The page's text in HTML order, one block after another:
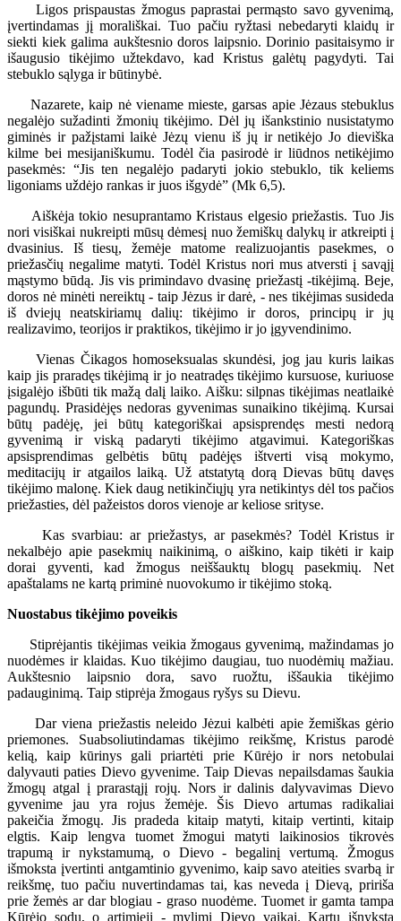
Ligos prispaustas žmogus paprastai permąsto savo gyvenimą,
įvertindamas jį morališkai. Tuo pačiu ryžtasi nebedaryti klaidų ir
siekti kiek galima aukštesnio doros laipsnio. Dorinio pasitaisymo ir
išaugusio tikėjimo užtekdavo, kad Kristus galėtų pagydyti. Tai
stebuklo sąlyga ir būtinybė.
Nazarete, kaip nė viename mieste, garsas apie Jėzaus stebuklus
negalėjo sužadinti žmonių tikėjimo. Dėl jų išankstinio nusistatymo
giminės ir pažįstami laikė Jėzų vienu iš jų ir netikėjo Jo dieviška
kilme bei mesijaniškumu. Todėl čia pasirodė ir liūdnos netikėjimo
pasekmės: “Jis ten negalėjo padaryti jokio stebuklo, tik keliems
ligoniams uždėjo rankas ir juos išgydė” (Mk 6,5).
Aiškėja tokio nesuprantamo Kristaus elgesio priežastis. Tuo Jis
nori visiškai nukreipti mūsų dėmesį nuo žemiškų dalykų ir atkreipti į
dvasinius. Iš tiesų, žemėje matome realizuojantis pasekmes, o
priežasčių negalime matyti. Todėl Kristus nori mus atversti į savąjį
mąstymo būdą. Jis vis primindavo dvasinę priežastį -tikėjimą. Beje,
doros nė minėti nereiktų - taip Jėzus ir darė, - nes tikėjimas susideda
iš dviejų neatskiriamų dalių: tikėjimo ir doros, principų ir jų
realizavimo, teorijos ir praktikos, tikėjimo ir jo įgyvendinimo.
Vienas Čikagos homoseksualas skundėsi, jog jau kuris laikas
kaip jis praradęs tikėjimą ir jo neatradęs tikėjimo kursuose, kuriuose
įsigalėjo išbūti tik mažą dalį laiko. Aišku: silpnas tikėjimas neatlaikė
pagundų. Prasidėjęs nedoras gyvenimas sunaikino tikėjimą. Kursai
būtų padėję, jei būtų kategoriškai apsisprendęs mesti nedorą
gyvenimą ir viską padaryti tikėjimo atgavimui. Kategoriškas
apsisprendimas gelbėtis būtų padėjęs ištverti visą mokymo,
meditacijų ir atgailos laiką. Už atstatytą dorą Dievas būtų davęs
tikėjimo malonę. Kiek daug netikinčiųjų yra netikintys dėl tos pačios
priežasties, dėl pažeistos doros vienoje ar keliose srityse.
Kas svarbiau: ar priežastys, ar pasekmės? Todėl Kristus ir
nekalbėjo apie pasekmių naikinimą, o aiškino, kaip tikėti ir kaip
dorai gyventi, kad žmogus neiššauktų blogų pasekmių. Net
apaštalams ne kartą priminė nuovokumo ir tikėjimo stoką.
Nuostabus tikėjimo poveikis
Stiprėjantis tikėjimas veikia žmogaus gyvenimą, mažindamas jo
nuodėmes ir klaidas. Kuo tikėjimo daugiau, tuo nuodėmių mažiau.
Aukštesnio laipsnio dora, savo ruožtu, iššaukia tikėjimo
padauginimą. Taip stiprėja žmogaus ryšys su Dievu.
Dar viena priežastis neleido Jėzui kalbėti apie žemiškas gėrio
priemones. Suabsoliutindamas tikėjimo reikšmę, Kristus parodė
kelią, kaip kūrinys gali priartėti prie Kūrėjo ir nors netobulai
dalyvauti paties Dievo gyvenime. Taip Dievas nepailsdamas šaukia
žmogų atgal į prarastąjį rojų. Nors ir dalinis dalyvavimas Dievo
gyvenime jau yra rojus žemėje. Šis Dievo artumas radikaliai
pakeičia žmogų. Jis pradeda kitaip matyti, kitaip vertinti, kitaip
elgtis. Kaip lengva tuomet žmogui matyti laikinosios tikrovės
trapumą ir nykstamumą, o Dievo - begalinį vertumą. Žmogus
išmoksta įvertinti antgamtinio gyvenimo, kaip savo ateities svarbą ir
reikšmę, tuo pačiu nuvertindamas tai, kas neveda į Dievą, pririša
prie žemės ar dar blogiau - graso nuodėme. Tuomet ir gamta tampa
Kūrėjo sodu, o artimieji - mylimi Dievo vaikai. Kartu išnyksta